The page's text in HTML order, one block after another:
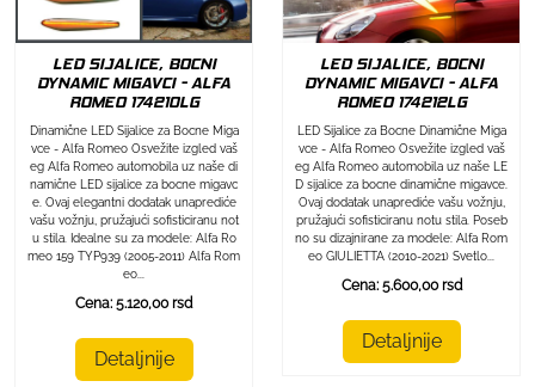
LED SIJALICE, BOCNI
DYNAMIC MIGAVCI - ALFA
ROMEO 174210LG
Dinamične LED Sijalice za Bocne Miga
vce - Alfa Romeo Osvežite izgled vaš
eg Alfa Romeo automobila uz naše di
namične LED sijalice za bocne migavc
e. Ovaj elegantni dodatak unaprediće
vašu vožnju, pružajući sofisticiranu not
u stila. Idealne su za modele: Alfa Ro
meo 159 TYP939 (2005-2011) Alfa Rom
eo...
Cena: 5.120,00 rsd
Detaljnije
LED SIJALICE, BOCNI
DYNAMIC MIGAVCI - ALFA
ROMEO 174212LG
LED Sijalice za Bocne Dinamične Miga
vce - Alfa Romeo Osvežite izgled vaš
eg Alfa Romeo automobila uz naše LE
D sijalice za bocne dinamične migavce.
Ovaj dodatak unaprediće vašu vožnju,
pružajući sofisticiranu notu stila. Poseb
no su dizajnirane za modele: Alfa Rom
eo GIULIETTA (2010-2021) Svetlo...
Cena: 5.600,00 rsd
Detaljnije